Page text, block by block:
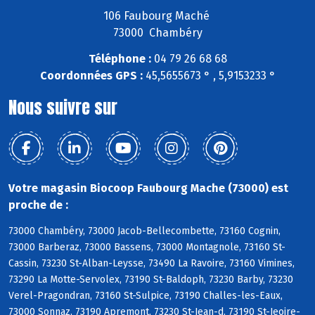
106 Faubourg Maché
73000 Chambéry
Téléphone :04 79 26 68 68
Coordonnées GPS :45,5655673 ° , 5,9153233 °
Nous suivre sur
Votre magasin Biocoop Faubourg Mache (73000) est
proche de :
73000 Chambéry, 73000 Jacob-Bellecombette, 73160 Cognin,
73000 Barberaz, 73000 Bassens, 73000 Montagnole, 73160 St-
Cassin, 73230 St-Alban-Leysse, 73490 La Ravoire, 73160 Vimines,
73290 La Motte-Servolex, 73190 St-Baldoph, 73230 Barby, 73230
Verel-Pragondran, 73160 St-Sulpice, 73190 Challes-les-Eaux,
73000 Sonnaz, 73190 Apremont, 73230 St-Jean-d, 73190 St-Jeoire-